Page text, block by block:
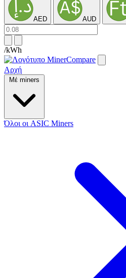
AED AUD
/kWh
Αρχή
Μέ miners
Όλοι οι ASIC Miners